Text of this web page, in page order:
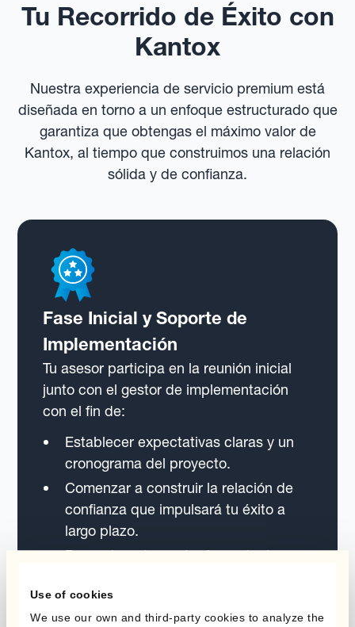
Use of cookies
We use our own and third-party cookies to analyze the
Tu Recorrido de Éxito con
Kantox
Nuestra experiencia de servicio premium está
diseñada en torno a un enfoque estructurado que
garantiza que obtengas el máximo valor de
Kantox, al tiempo que construimos una relación
sólida y de confianza.
Fase Inicial y Soporte de
Implementación
Tu asesor participa en la reunión inicial
junto con el gestor de implementación
con el fin de:
Establecer expectativas claras y un
cronograma del proyecto.
Comenzar a construir la relación de
confianza que impulsará tu éxito a
largo plazo.
Presentar a tu punto de contacto